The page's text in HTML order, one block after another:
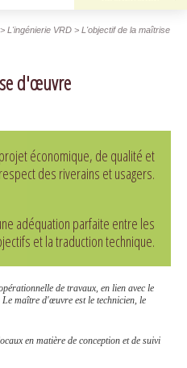
L'ingénierie VRD > L'objectif de la maîtrise
d'œuvre
économique, de qualité et
des riverains et usagers.
adéquation parfaite entre les
et la traduction technique.
de travaux, en lien avec le
maître d'œuvre est le technicien, le
en matière de conception et de suivi